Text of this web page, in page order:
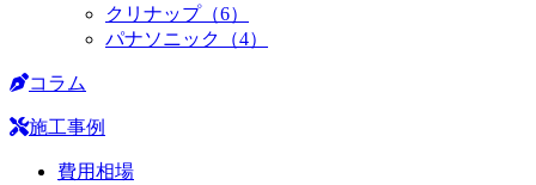
クリナップ（6）
パナソニック（4）
コラム
施工事例
費用相場